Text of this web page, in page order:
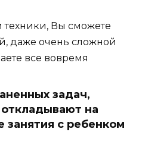
техники, Вы сможете
даже очень сложной
все вовремя
задач,
на
занятия с ребенком